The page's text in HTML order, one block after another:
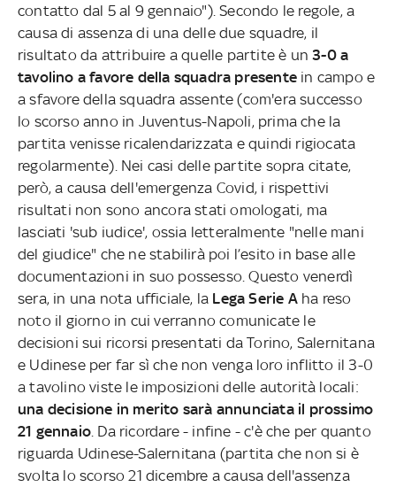
contatto dal 5 al 9 gennaio"). Secondo le regole, a
causa di assenza di una delle due squadre, il
risultato da attribuire a quelle partite è un3-0 a
tavolino a favore della squadra presente in campo e
a sfavore della squadra assente (com'era successo
lo scorso anno in Juventus-Napoli, prima che la
partita venisse ricalendarizzata e quindi rigiocata
regolarmente). Nei casi delle partite sopra citate,
però, a causa dell'emergenza Covid, i rispettivi
risultati non sono ancora stati omologati, ma
lasciati 'sub iudice', ossia letteralmente "nelle mani
del giudice" che ne stabilirà poi l’esito in base alle
documentazioni in suo possesso. Questo venerdì
sera, in una nota ufficiale, la Lega Serie Aha reso
noto il giorno in cui verranno comunicate le
decisioni sui ricorsi presentati da Torino, Salernitana
e Udinese per far sì che non venga loro inflitto il 3-0
a tavolino viste le imposizioni delle autorità locali:
una decisione in merito sarà annunciata il prossimo
21 gennaio . Da ricordare - infine - c'è che per quanto
riguarda Udinese-Salernitana (partita che non si è
svolta lo scorso 21 dicembre a causa dell'assenza